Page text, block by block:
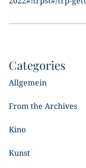
Categories
Allgemein
From the Archives
Kino
Kunst